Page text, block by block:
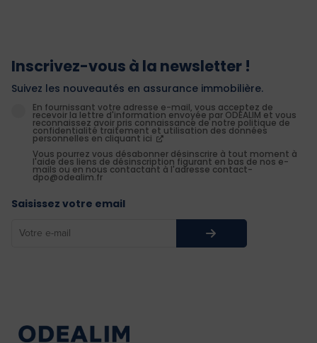
Inscrivez-vous à la newsletter !
Suivez les nouveautés en assurance immobilière.
En fournissant votre adresse e-mail, vous acceptez de
recevoir la lettre d'information envoyée par ODEALIM et vous
reconnaissez avoir pris connaissance de notre politique de
confidentialité traitement et utilisation des données
personnelles en cliquant ici
Vous pourrez vous désabonner désinscrire à tout moment à
l'aide des liens de désinscription figurant en bas de nos e-
mails ou en nous contactant à l'adresse contact-
dpo@odealim.fr
Saisissez votre email